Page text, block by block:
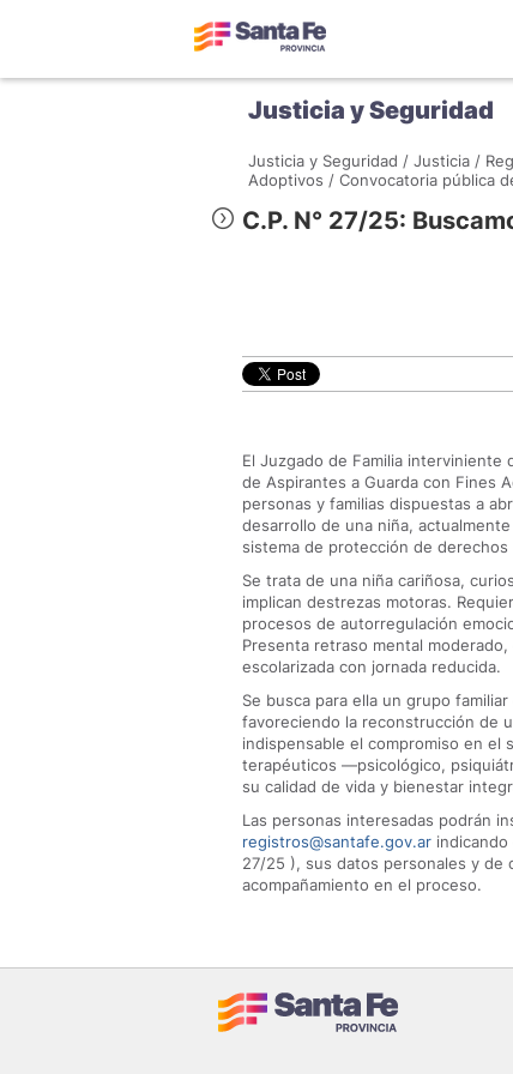
Justicia y Seguridad
Justicia y Seguridad / Justicia /
Adoptivos / Convocatoria pública
C.P. N° 27/25:
El Juzgado de Familia interviniente
de Aspirantes a Guarda con Fines
personas y familias dispuestas a
desarrollo de una niña,
sistema de protección de derechos
Se trata de una niña cariñosa,
implican destrezas motoras.
procesos de autorregulación
Presenta retraso mental
escolarizada con jornada reducida.
Se busca para ella un grupo
favoreciendo la reconstrucción de
indispensable el compromiso en el
terapéuticos —psicológico,
su calidad de vida y bienestar
Las personas interesadas podrán
registros@santafe.gov.ar
27/25 ), sus datos personales y
acompañamiento en el proceso.